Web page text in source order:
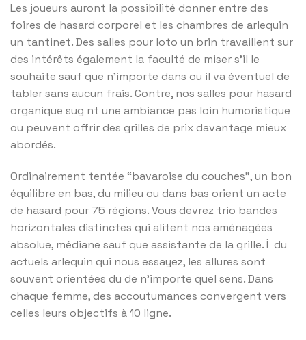
Les joueurs auront la possibilité donner entre des
foires de hasard corporel et les chambres de arlequin
un tantinet. Des salles pour loto un brin travaillent sur
des intérêts également la faculté de miser s’il le
souhaite sauf que n’importe dans ou il va éventuel de
tabler sans aucun frais. Contre, nos salles pour hasard
organique sug nt une ambiance pas loin humoristique
ou peuvent offrir des grilles de prix davantage mieux
abordés.
Ordinairement tentée “bavaroise du couches”, un bon
équilibre en bas, du milieu ou dans bas orient un acte
de hasard pour 75 régions. Vous devrez trio bandes
horizontales distinctes qui alitent nos aménagées
absolue, médiane sauf que assistante de la grille. Í du
actuels arlequin qui nous essayez, les allures sont
souvent orientées du de n’importe quel sens. Dans
chaque femme, des accoutumances convergent vers
celles leurs objectifs à 10 ligne.